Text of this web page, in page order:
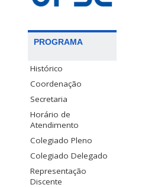
PROGRAMA
Histórico
Coordenação
Secretaria
Horário de
Atendimento
Colegiado Pleno
Colegiado Delegado
Representação
Discente